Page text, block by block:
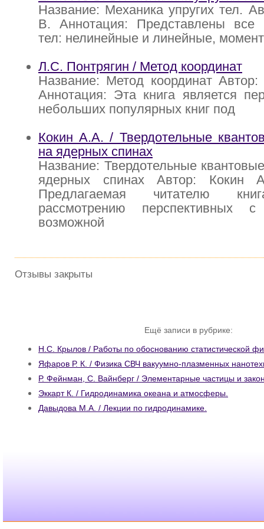
Название: Механика упругих тел.
В. Аннотация: Представлены все
тел: нелинейные и линейные,
Л.С. Понтрягин / Метод координат
Название: Метод координат
Аннотация: Эта книга является
небольших популярных книг под
Кокин А.А. / Твердотельные
на ядерных спинах
Название: Твердотельные
ядерных спинах Автор: Кокин
Предлагаемая читателю
рассмотрению перспективных
возможной
Отзывы закрыты
Ещё записи в рубрике:
Н.С. Крылов / Работы по обоснованию статистической
Яфаров Р. К. / Физика СВЧ вакуумно-плазменных
Р. Фейнман, С. Вайнберг / Элементарные частицы и
Эккарт К. / Гидродинамика океана и атмосферы.
Давыдова М.А. / Лекции по гидродинамике.